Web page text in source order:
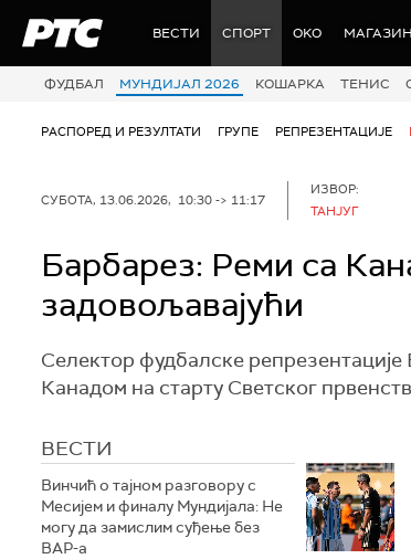
РТС ВЕСТИ СПОРТ OKO МАГАЗИН
ФУДБАЛ МУНДИЈАЛ 2026 КОШАРКА ТЕНИС
РАСПОРЕД И РЕЗУЛТАТИ ГРУПЕ РЕПРЕЗЕНТАЦИЈЕ
СУБОТА, 13.06.2026, 10:30 -> 11:17
ИЗВОР:
ТАНЈУГ
Барбарез: Реми са
задовољавајући
Селектор фудбалске
Канадом на старту Светског
ВЕСТИ
Винчић о тајном разговору с
Месијем и финалу Мундијала: Не
могу да замислим суђење без
ВАР-а